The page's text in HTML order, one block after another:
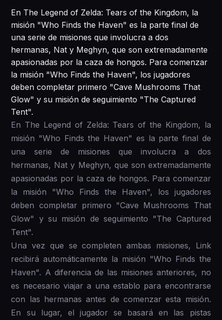
En The Legend of Zelda: Tears of the Kingdom, la
misión "Who Finds the Haven" es la parte final de
una serie de misiones que involucra a dos
hermanas, Nat y Meghyn, que son extremadamente
apasionadas por la caza de hongos. Para comenzar
la misión "Who Finds the Haven", los jugadores
deben completar primero "Cave Mushrooms That
Glow" y su misión de seguimiento "The Captured
Tent".
En The Legend of Zelda: Tears of the Kingdom, la
misión "Who Finds the Haven" es la parte final de
una serie de misiones que involucra a dos
hermanas, Nat y Meghyn, que son extremadamente
apasionadas por la caza de hongos. Para comenzar
la misión "Who Finds the Haven", los jugadores
deben completar primero "Cave Mushrooms That
Glow" y su misión de seguimiento "The Captured
Tent".
Una vez que se completen ambas misiones, Link
recibirá automáticamente la misión "Who Finds the
Haven". A diferencia de las misiones anteriores, no
es necesario viajar a una establo para encontrarse
con las hermanas antes de comenzar esta misión.
En su lugar, el jugador se basará en las pistas